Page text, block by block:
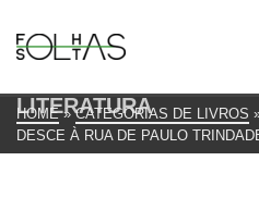
LITERATURA
HOME » CATEGORIAS DE LIVROS
DESCE À RUA DE PAULO